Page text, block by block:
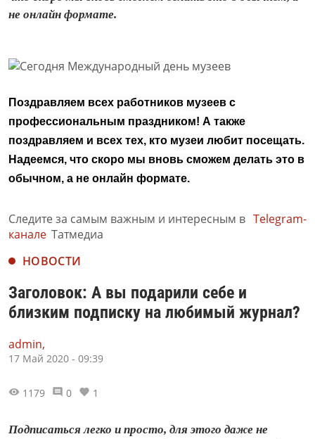
не онлайн формате.
Поздравляем всех работников музеев с
профессиональным праздником! А также
поздравляем и всех тех, кто музеи любит посещать.
Надеемся, что скоро мы вновь сможем делать это в
обычном, а не онлайн формате.
Следите за самым важным и интересным в Telegram-
канале Татмедиа
НОВОСТИ
Заголовок: А вы подарили себе и
близким подписку на любимый журнал?
admin,
17 Май 2020 - 09:39
1179 0 1
Подписаться легко и просто, для этого даже не